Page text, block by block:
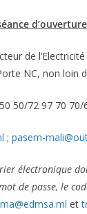
de
NC, non loin
50/72 97 70
; pasem-
électronique
de passe, le
et